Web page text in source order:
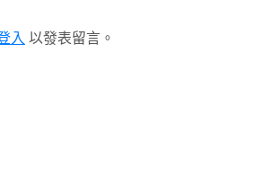
入 以發表留言。